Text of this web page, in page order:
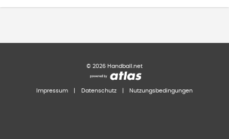
© 2026 Handball.net
Impressum Datenschutz Nutzungsbedingungen